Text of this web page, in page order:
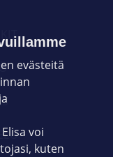
evästeitä
voi
kuten